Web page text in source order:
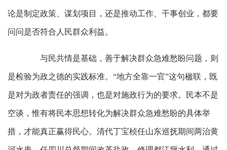
论是制定政策、谋划项目，还是推动工作、干事创业，都要
问问是否符合人民群众利益。
与民共情是基础，善于解决群众急难愁盼问题，则
是检验为政之德的实践标准。“地方全靠一官”这句楹联，既
是对为政者责任的强调，也是对施政行为的要求。民本不是
空谈，惟有将民本思想转化为解决群众急难愁盼的具体举
措，才能真正赢得民心。清代丁宝桢任山东巡抚期间两治黄